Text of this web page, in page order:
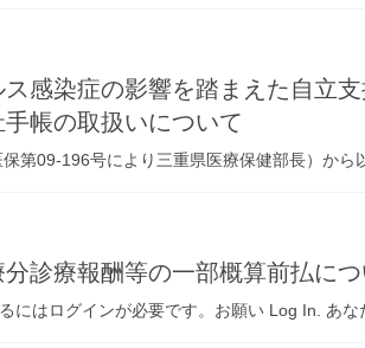
感染症の影響を踏まえた自立
帳の取扱いについて
第09-196号により三重県医療保健部長）から
診療報酬等の一部概算前払に
にはログインが必要です。お願い Log In. あ